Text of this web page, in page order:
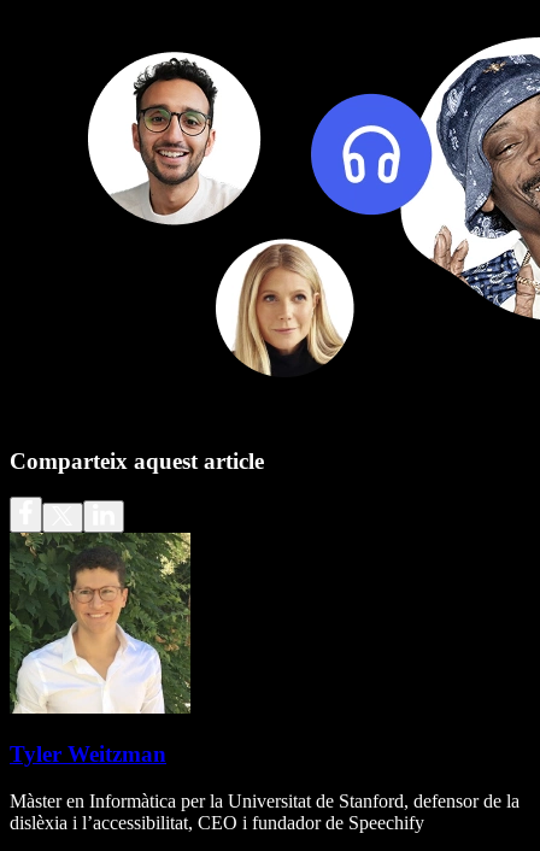
Comparteix aquest article
Tyler Weitzman
Màster en Informàtica per la Universitat de Stanford, defensor de la
dislèxia i l’accessibilitat, CEO i fundador de Speechify